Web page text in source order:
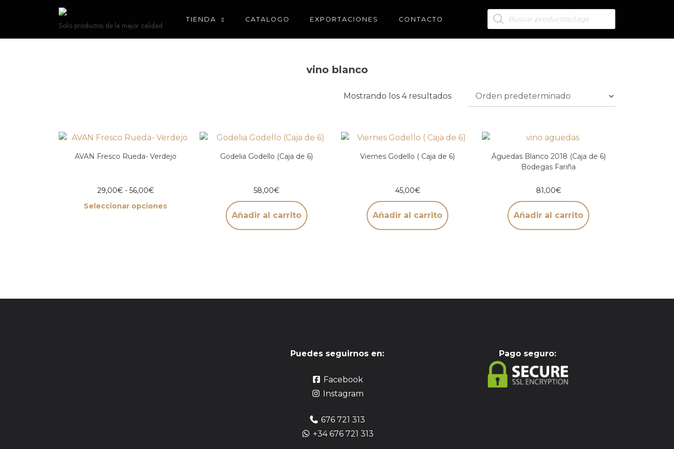
Solo productos de la mejor calidad
TIENDA CATALOGO EXPORTACIONES CONTACTO
vino blanco
Mostrando los 4 resultados
AVAN Fresco Rueda- Verdejo
29,00€ - 56,00€
Seleccionar opciones
Godelia Godello (Caja de 6)
58,00€
Añadir al carrito
Viernes Godello ( Caja de 6)
45,00€
Añadir al carrito
Águedas Blanco 2018 (Caja de 6)
Bodegas Fariña
81,00€
Añadir al carrito
Puedes seguirnos en:
Facebook
Instagram
676 721 313
+34 676 721 313
Pago seguro: